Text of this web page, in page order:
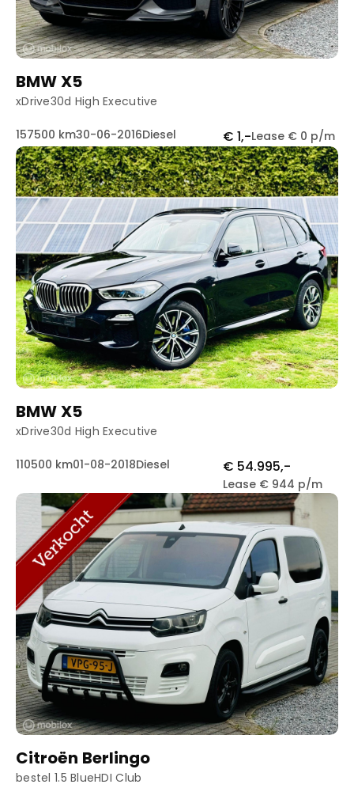
BMW X5
xDrive30d High Executive
157500 km30-06-2016Diesel € 1,-Lease € 0 p/m
BMW X5
xDrive30d High Executive
110500 km01-08-2018Diesel € 54.995,-
Lease € 944 p/m
Citroën Berlingo
bestel 1.5 BlueHDI Club